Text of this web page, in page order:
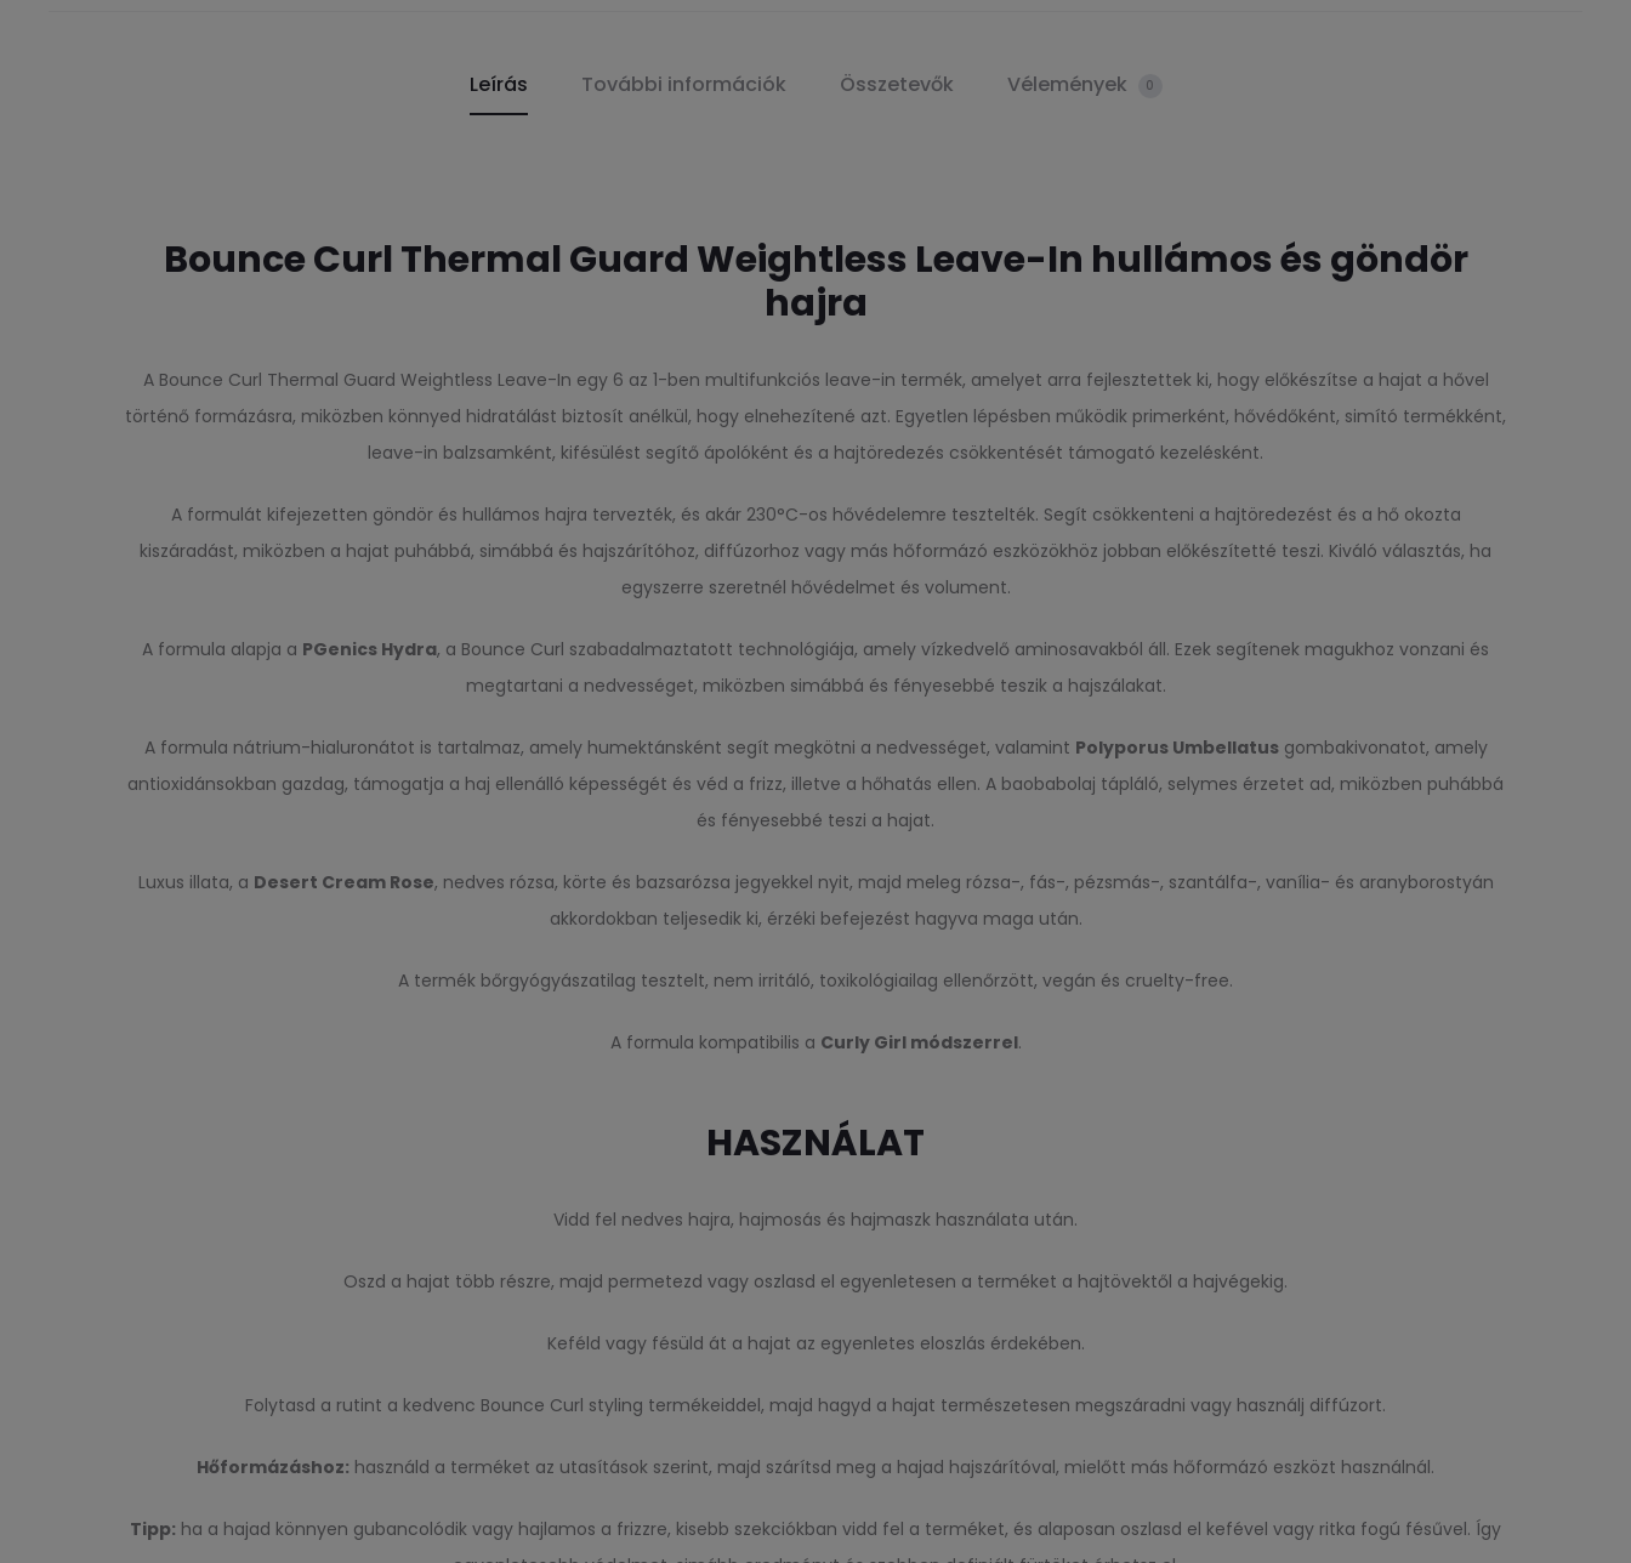
Leírás További információk Összetevők Vélemények 0
Bounce Curl Thermal Guard Weightless Leave-In hullámos és göndör
hajra
A Bounce Curl Thermal Guard Weightless Leave-In egy 6 az 1-ben multifunkciós leave-in termék, amelyet arra fejlesztettek ki, hogy előkészítse a hajat a hővel
történő formázásra, miközben könnyed hidratálást biztosít anélkül, hogy elnehezítené azt. Egyetlen lépésben működik primerként, hővédőként, simító termékként,
leave-in balzsamként, kifésülést segítő ápolóként és a hajtöredezés csökkentését támogató kezelésként.
A formulát kifejezetten göndör és hullámos hajra tervezték, és akár 230°C-os hővédelemre tesztelték. Segít csökkenteni a hajtöredezést és a hő okozta
kiszáradást, miközben a hajat puhábbá, simábbá és hajszárítóhoz, diffúzorhoz vagy más hőformázó eszközökhöz jobban előkészítetté teszi. Kiváló választás, ha
egyszerre szeretnél hővédelmet és volument.
A formula alapja a PGenics Hydra, a Bounce Curl szabadalmaztatott technológiája, amely vízkedvelő aminosavakból áll. Ezek segítenek magukhoz vonzani és
megtartani a nedvességet, miközben simábbá és fényesebbé teszik a hajszálakat.
A formula nátrium-hialuronátot is tartalmaz, amely humektánsként segít megkötni a nedvességet, valamint Polyporus Umbellatusgombakivonatot, amely
antioxidánsokban gazdag, támogatja a haj ellenálló képességét és véd a frizz, illetve a hőhatás ellen. A baobabolaj tápláló, selymes érzetet ad, miközben puhábbá
és fényesebbé teszi a hajat.
Luxus illata, a Desert Cream Rose, nedves rózsa, körte és bazsarózsa jegyekkel nyit, majd meleg rózsa-, fás-, pézsmás-, szantálfa-, vanília- és aranyborostyán
akkordokban teljesedik ki, érzéki befejezést hagyva maga után.
A termék bőrgyógyászatilag tesztelt, nem irritáló, toxikológiailag ellenőrzött, vegán és cruelty-free.
A formula kompatibilis a Curly Girl módszerrel.
HASZNÁLAT
Vidd fel nedves hajra, hajmosás és hajmaszk használata után.
Oszd a hajat több részre, majd permetezd vagy oszlasd el egyenletesen a terméket a hajtövektől a hajvégekig.
Keféld vagy fésüld át a hajat az egyenletes eloszlás érdekében.
Folytasd a rutint a kedvenc Bounce Curl styling termékeiddel, majd hagyd a hajat természetesen megszáradni vagy használj diffúzort.
Hőformázáshoz: használd a terméket az utasítások szerint, majd szárítsd meg a hajad hajszárítóval, mielőtt más hőformázó eszközt használnál.
Tipp: ha a hajad könnyen gubancolódik vagy hajlamos a frizzre, kisebb szekciókban vidd fel a terméket, és alaposan oszlasd el kefével vagy ritka fogú fésűvel. Így